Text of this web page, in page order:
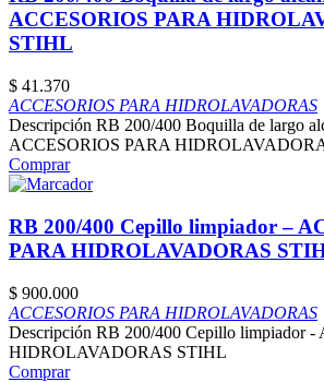
ACCESORIOS PARA
STIHL
$ 41.370
ACCESORIOS PARA HIDROLAVADORAS
Descripción RB 200/400 Boquilla de largo
ACCESORIOS PARA
Comprar
RB 200/400 Cepillo limpiador –
PARA HIDROLAVADORAS
$ 900.000
ACCESORIOS PARA HIDROLAVADORAS
Descripción RB 200/400 Cepillo limpiador
HIDROLAVADORAS STIHL
Comprar